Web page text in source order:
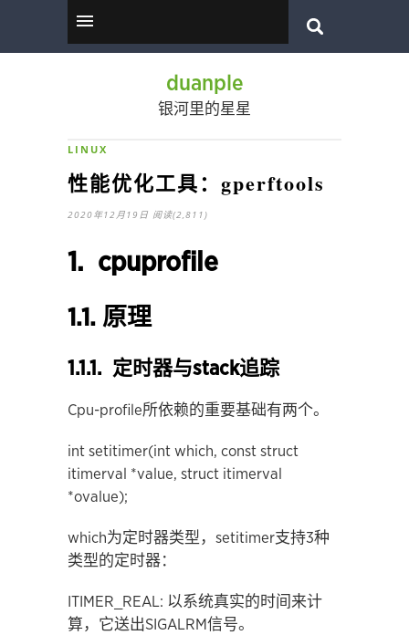
duanple
银河里的星星
LINUX
性能优化工具：gperftools
2020年12月19日 阅读(2,811)
1. cpuprofile
1.1. 原理
1.1.1. 定时器与stack追踪
Cpu-profile所依赖的重要基础有两个。
int setitimer(int which, const struct
itimerval *value, struct itimerval
*ovalue);
which为定时器类型，setitimer支持3种
类型的定时器：
ITIMER_REAL: 以系统真实的时间来计
算，它送出SIGALRM信号。